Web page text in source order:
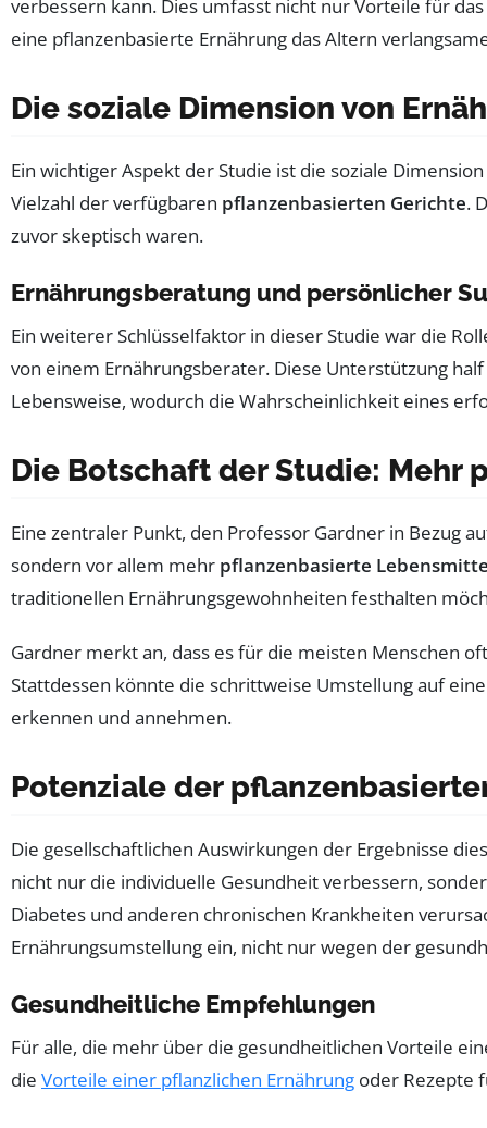
verbessern kann. Dies umfasst nicht nur Vorteile für das
eine pflanzenbasierte Ernährung das Altern
Die soziale Dimension von
Ein wichtiger Aspekt der Studie ist die soziale
Vielzahl der verfügbaren pflanzenbasierten Gerichte.
zuvor skeptisch waren.
Ernährungsberatung und persönlicher
Ein weiterer Schlüsselfaktor in dieser Studie war die
von einem Ernährungsberater. Diese Unterstützung
Lebensweise, wodurch die Wahrscheinlichkeit eines
Die Botschaft der Studie: Mehr
Eine zentraler Punkt, den Professor Gardner in Bezug
sondern vor allem mehr pflanzenbasierte
traditionellen Ernährungsgewohnheiten festhalten
Gardner merkt an, dass es für die meisten Menschen
Stattdessen könnte die schrittweise Umstellung auf
erkennen und annehmen.
Potenziale der
Die gesellschaftlichen Auswirkungen der Ergebnisse
nicht nur die individuelle Gesundheit verbessern,
Diabetes und anderen chronischen Krankheiten
Ernährungsumstellung ein, nicht nur wegen der
Gesundheitliche Empfehlungen
Für alle, die mehr über die gesundheitlichen Vorteile
die Vorteile einer pflanzlichen Ernährung oder Rezepte